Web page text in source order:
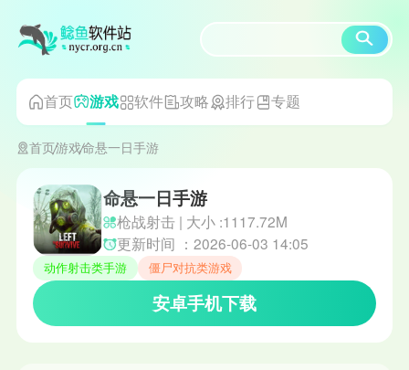
首页 游戏 软件 攻略 排行 专题
首页游戏命悬一日手游
命悬一日手游
枪战射击 | 大小 :1117.72M
更新时间 ：2026-06-03 14:05
动作射击类手游 僵尸对抗类游戏
安卓手机下载